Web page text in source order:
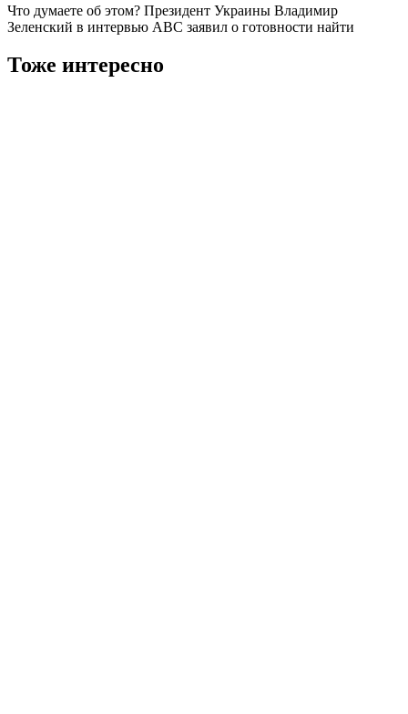
Что думаете об этом? Президент Украины Владимир
Зеленский в интервью ABC заявил о готовности найти
Тоже интересно